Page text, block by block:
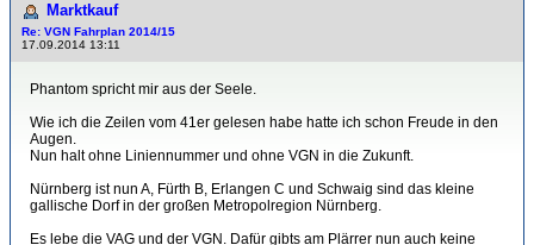
Marktkauf
Re: VGN Fahrplan 2014/15
17.09.2014 13:11
Phantom spricht mir aus der Seele.
Wie ich die Zeilen vom 41er gelesen habe hatte ich schon Freude in den
Augen.
Nun halt ohne Liniennummer und ohne VGN in die Zukunft.
Nürnberg ist nun A, Fürth B, Erlangen C und Schwaig sind das kleine
gallische Dorf in der großen Metropolregion Nürnberg.
Es lebe die VAG und der VGN. Dafür gibts am Plärrer nun auch keine